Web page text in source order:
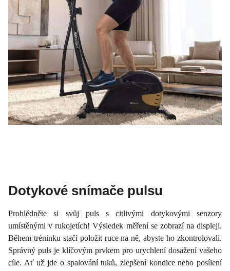
Dotykové snímače pulsu
Prohlédněte si svůj puls s citlivými dotykovými senzory
umístěnými v rukojetích! Výsledek měření se zobrazí na displeji.
Během tréninku stačí položit ruce na ně, abyste ho zkontrolovali.
Správný puls je klíčovým prvkem pro urychlení dosažení vašeho
cíle. Ať už jde o spalování tuků, zlepšení kondice nebo posílení